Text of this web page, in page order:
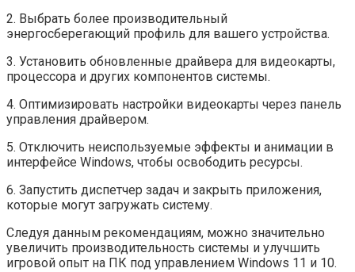
2. Выбрать более производительный
энергосберегающий профиль для вашего устройства.
3. Установить обновленные драйвера для видеокарты,
процессора и других компонентов системы.
4. Оптимизировать настройки видеокарты через панель
управления драйвером.
5. Отключить неиспользуемые эффекты и анимации в
интерфейсе Windows, чтобы освободить ресурсы.
6. Запустить диспетчер задач и закрыть приложения,
которые могут загружать систему.
Следуя данным рекомендациям, можно значительно
увеличить производительность системы и улучшить
игровой опыт на ПК под управлением Windows 11 и 10.